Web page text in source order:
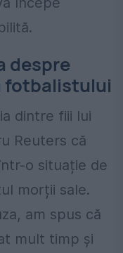
despre
fotbalistului
dintre fiii lui
Reuters că
o situație de
morții sale.
am spus că
mult timp și